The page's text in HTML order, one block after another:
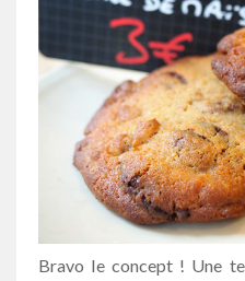
Bravo le concept ! Une